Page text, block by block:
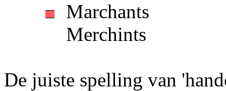
Marchants
Merchints
De juiste spelling van